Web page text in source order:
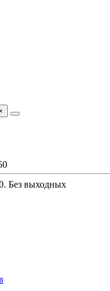
Без выходных